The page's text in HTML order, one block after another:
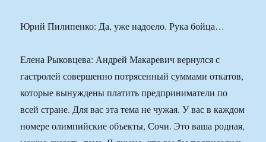
Юрий Пилипенко: Да, уже надоело. Рука бойца…
Елена Рыковцева: Андрей Макаревич вернулся с
гастролей совершенно потрясенный суммами откатов,
которые вынуждены платить предприниматели по
всей стране. Для вас эта тема не чужая. У вас в каждом
номере олимпийские объекты, Сочи. Это ваша родная,